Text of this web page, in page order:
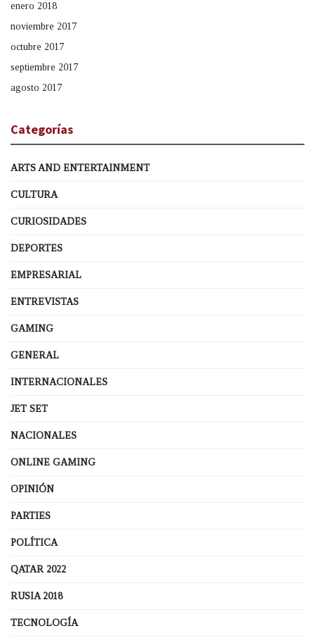
enero 2018
noviembre 2017
octubre 2017
septiembre 2017
agosto 2017
Categorías
ARTS AND ENTERTAINMENT
CULTURA
CURIOSIDADES
DEPORTES
EMPRESARIAL
ENTREVISTAS
GAMING
GENERAL
INTERNACIONALES
JET SET
NACIONALES
ONLINE GAMING
OPINIÓN
PARTIES
POLÍTICA
QATAR 2022
RUSIA 2018
TECNOLOGÍA